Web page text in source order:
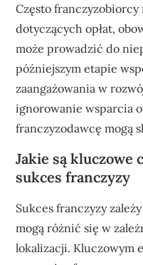
Często franczyzobiorcy
dotyczących opłat,
może prowadzić do
późniejszym etapie
zaangażowania w
ignorowanie wsparcia
franczyzodawcę mogą
Jakie są kluczowe
sukces franczyzy
Sukces franczyzy
mogą różnić się w
lokalizacji. Kluczowym